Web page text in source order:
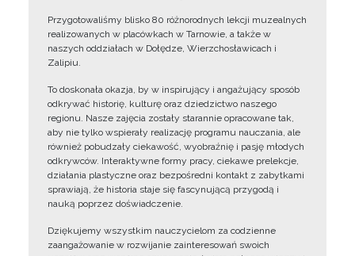
Przygotowaliśmy blisko 80 różnorodnych lekcji muzealnych
realizowanych w placówkach w Tarnowie, a także w
naszych oddziałach w Dołędze, Wierzchosławicach i
Zalipiu.
To doskonała okazja, by w inspirujący i angażujący sposób
odkrywać historię, kulturę oraz dziedzictwo naszego
regionu. Nasze zajęcia zostały starannie opracowane tak,
aby nie tylko wspierały realizację programu nauczania, ale
również pobudzały ciekawość, wyobraźnię i pasję młodych
odkrywców. Interaktywne formy pracy, ciekawe prelekcje,
działania plastyczne oraz bezpośredni kontakt z zabytkami
sprawiają, że historia staje się fascynującą przygodą i
nauką poprzez doświadczenie.
Dziękujemy wszystkim nauczycielom za codzienne
zaangażowanie w rozwijanie zainteresowań swoich